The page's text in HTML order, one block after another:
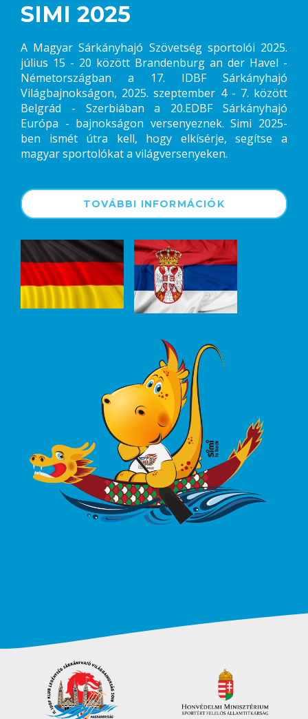
SIMI 2025
A Magyar Sárkányhajó Szövetség sportolói 2025.
július 15 - 20 között Brandenburg an der Havel -
Németországban a 17. IDBF Sárkányhajó
Világbajnokságon, 2025. szeptember 4 - 7. között
Belgrád - Szerbiában a 20.EDBF Sárkányhajó
Európa - bajnokságon versenyeznek. Simi 2025-
ben ismét útra kell, hogy elkísérje, segítse a
magyar sportolókat a világversenyeken.
TOVÁBBI INFORMÁCIÓK